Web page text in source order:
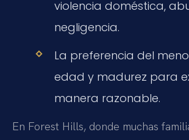
violencia doméstica,
negligencia.
La preferencia del
edad y madurez para
manera razonable.
En Forest Hills, donde muchas